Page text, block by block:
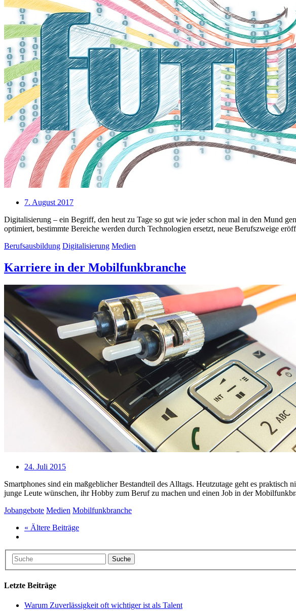
7. August 2017
Digitalisierung – ein Begriff, den heut zu Tage so gut wie jeder schon mal in den Mund
optimiert, bestimmte Bereiche werden durch Technologien ersetzt, neue Berufszweige
Berufsausbildung Digitalisierung Medien
Karriere in der Mobilfunkbranche
24. Juli 2015
Smartphones sind ein maßgeblicher Bestandteil des Alltags. Heutzutage geht es
junge Leute wünschen, ihr Hobby zum Beruf zu machen und einen Job in der
Jobangebote Medien Mobilfunkbranche
« Ältere Beiträge
Suche
Letzte Beiträge
Warum Zuverlässigkeit oft wichtiger ist als Talent